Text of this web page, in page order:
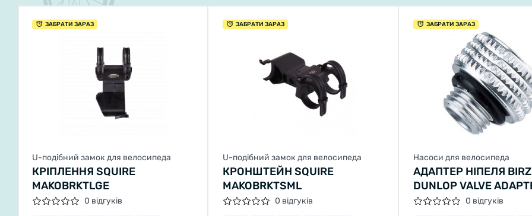
ЗАБРАТИ ЗАРАЗ
U-подібний замок для велосипеда
КРІПЛЕННЯ SQUIRE
MAKOBRKTLGE
0 відгуків
ЗАБРАТИ ЗАРАЗ
U-подібний замок для велосипеда
КРОНШТЕЙН SQUIRE
MAKOBRKTSML
0 відгуків
ЗАБРАТИ ЗАРАЗ
Насоси для велосипеда
АДАПТЕР НІПЕЛЯ
DUNLOP VALVE
0 відгуків